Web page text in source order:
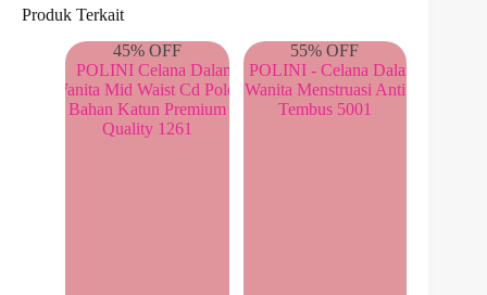
Produk Terkait
45% OFF
55% OFF